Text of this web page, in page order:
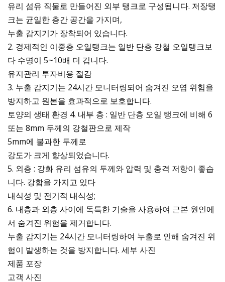
유리 섬유 직물로 만들어진 외부 탱크로 구성됩니다. 저장탱
크는 균일한 층간 공간을 가지며,
누출 감지기가 장착되어 있습니다.
2. 경제적인 이중층 오일탱크는 일반 단층 강철 오일탱크보
다 수명이 5~10배 더 깁니다.
유지관리 투자비용 절감
3. 누출 감지기는 24시간 모니터링되어 숨겨진 오염 위험을
방지하고 원본을 효과적으로 보호합니다.
토양의 생태 환경 4. 내부 층 : 일반 단층 오일 탱크에 비해 6
또는 8mm 두께의 강철판으로 제작
5mm에 불과한 두께로
강도가 크게 향상되었습니다.
5. 외층 : 강화 유리 섬유의 두께와 압력 및 충격 저항이 좋습
니다. 강함을 가지고 있다
내식성 및 전기적 내식성;
6. 내층과 외층 사이에 독특한 기술을 사용하여 근본 원인에
서 숨겨진 위험을 제거합니다.
누출 감지기는 24시간 모니터링하여 누출로 인해 숨겨진 위
험이 발생하는 것을 방지합니다. 세부 사진
제품 포장
고객 사진